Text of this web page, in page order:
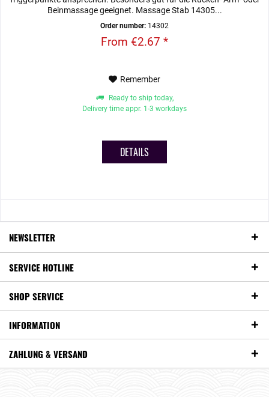
Beinmassage geeignet. Massage Stab 14305...
Order number: 14302
From €2.67 *
Remember
Ready to ship today,
Delivery time appr. 1-3 workdays
DETAILS
NEWSLETTER
SERVICE HOTLINE
SHOP SERVICE
INFORMATION
ZAHLUNG & VERSAND